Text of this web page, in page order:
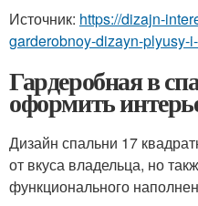
Источник: https://dizajn-
garderobnoy-dizayn-plyusy-
Гардеробная в
оформить
Дизайн спальни 17
от вкуса владельца, но
функционального